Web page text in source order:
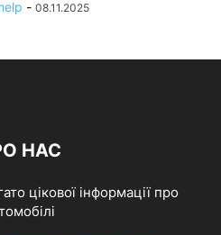
- 08.11.2025
НАС
цікової інформації про